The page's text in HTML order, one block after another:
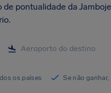
pontualidade da
os países Se não